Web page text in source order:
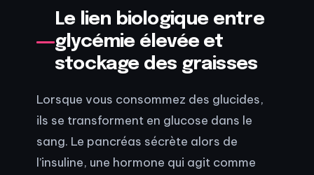
Le lien biologique entre
glycémie élevée et
stockage des graisses
Lorsque vous consommez des glucides,
ils se transforment en glucose dans le
sang. Le pancréas sécrète alors de
l’insuline, une hormone qui agit comme